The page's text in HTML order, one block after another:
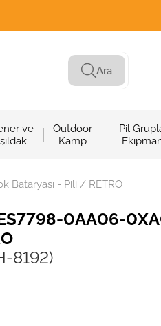
Ara
ve
Outdoor
Kamp
Pil
Bataryası - Pili / RETRO
0AA06-
8192)